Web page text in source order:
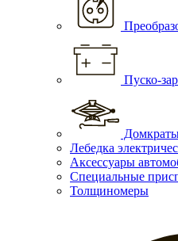
Пуско-
Лебедка
Аксессуары
Специальные
Толщиномеры